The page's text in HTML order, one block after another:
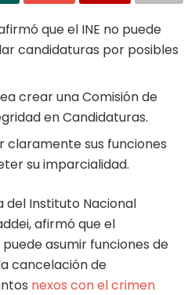
que el INE no puede
candidaturas por posibles
crear una Comisión de
en Candidaturas.
claramente sus funciones
su imparcialidad.
del Instituto Nacional
afirmó que el
asumir funciones de
cancelación de
nexos con el crimen